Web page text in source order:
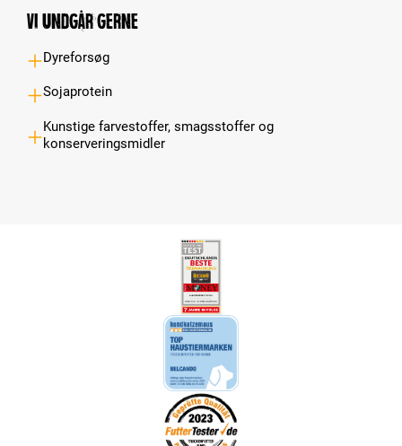
Vi undgår gerne
Dyreforsøg
Sojaprotein
Kunstige farvestoffer, smagsstoffer og
konserveringsmidler